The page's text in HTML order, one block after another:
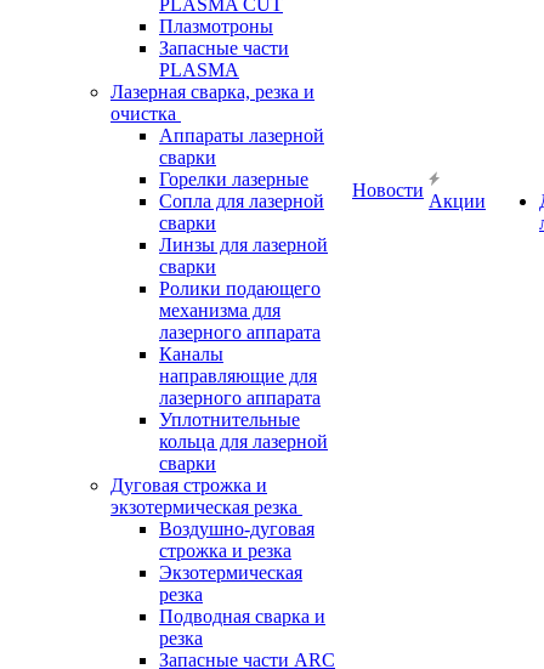
PLASMA CUT
Плазмотроны
Запасные части
PLASMA
Лазерная сварка, резка и
очистка
Аппараты лазерной
сварки
Горелки лазерные
Сопла для лазерной
сварки
Линзы для лазерной
сварки
Ролики подающего
механизма для
лазерного аппарата
Каналы
направляющие для
лазерного аппарата
Уплотнительные
кольца для лазерной
сварки
Дуговая строжка и
экзотермическая резка
Воздушно-дуговая
строжка и резка
Экзотермическая
резка
Подводная сварка и
резка
Запасные части ARC
Новости
Акции